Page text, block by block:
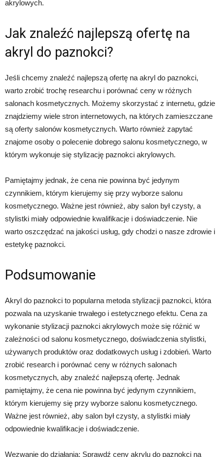
akrylowych.
Jak znaleźć najlepszą ofertę na
akryl do paznokci?
Jeśli chcemy znaleźć najlepszą ofertę na akryl do paznokci,
warto zrobić trochę researchu i porównać ceny w różnych
salonach kosmetycznych. Możemy skorzystać z internetu, gdzie
znajdziemy wiele stron internetowych, na których zamieszczane
są oferty salonów kosmetycznych. Warto również zapytać
znajome osoby o polecenie dobrego salonu kosmetycznego, w
którym wykonuje się stylizację paznokci akrylowych.
Pamiętajmy jednak, że cena nie powinna być jedynym
czynnikiem, którym kierujemy się przy wyborze salonu
kosmetycznego. Ważne jest również, aby salon był czysty, a
stylistki miały odpowiednie kwalifikacje i doświadczenie. Nie
warto oszczędzać na jakości usług, gdy chodzi o nasze zdrowie i
estetykę paznokci.
Podsumowanie
Akryl do paznokci to popularna metoda stylizacji paznokci, która
pozwala na uzyskanie trwałego i estetycznego efektu. Cena za
wykonanie stylizacji paznokci akrylowych może się różnić w
zależności od salonu kosmetycznego, doświadczenia stylistki,
używanych produktów oraz dodatkowych usług i zdobień. Warto
zrobić research i porównać ceny w różnych salonach
kosmetycznych, aby znaleźć najlepszą ofertę. Jednak
pamiętajmy, że cena nie powinna być jedynym czynnikiem,
którym kierujemy się przy wyborze salonu kosmetycznego.
Ważne jest również, aby salon był czysty, a stylistki miały
odpowiednie kwalifikacje i doświadczenie.
Wezwanie do działania: Sprawdź ceny akrylu do paznokci na